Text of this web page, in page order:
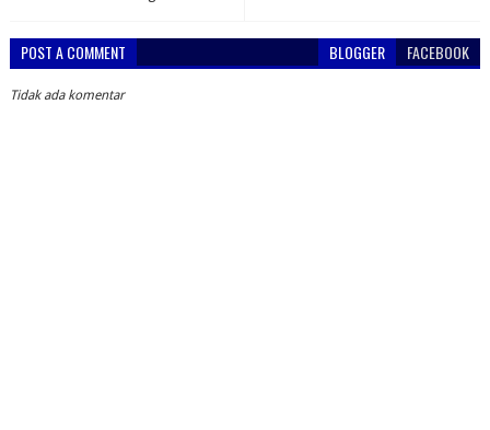
POST A COMMENT BLOGGER FACEBOOK
Tidak ada komentar